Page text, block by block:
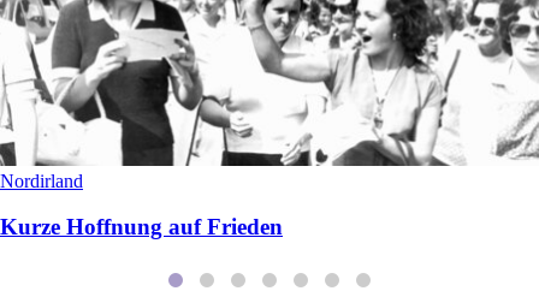
Nordirland
Kurze Hoffnung auf Frieden